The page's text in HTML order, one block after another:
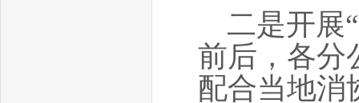
二是开展“
前后，各分
配合当地消